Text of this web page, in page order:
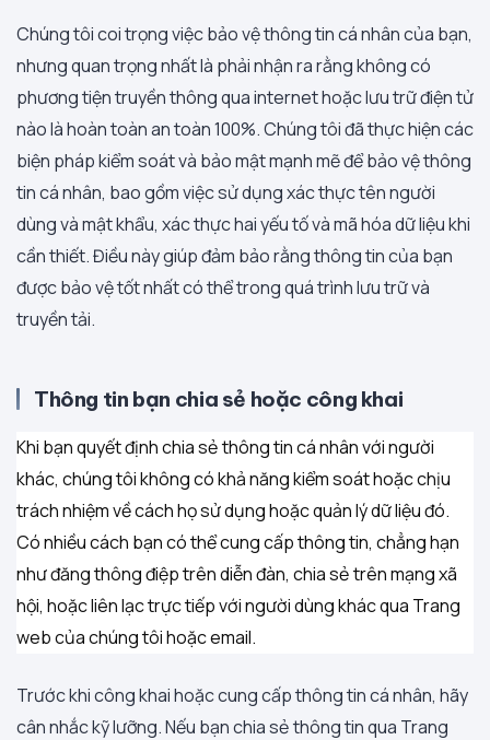
Chúng tôi coi trọng việc bảo vệ thông tin cá nhân của bạn,
nhưng quan trọng nhất là phải nhận ra rằng không có
phương tiện truyền thông qua internet hoặc lưu trữ điện tử
nào là hoàn toàn an toàn 100%. Chúng tôi đã thực hiện các
biện pháp kiểm soát và bảo mật mạnh mẽ để bảo vệ thông
tin cá nhân, bao gồm việc sử dụng xác thực tên người
dùng và mật khẩu, xác thực hai yếu tố và mã hóa dữ liệu khi
cần thiết. Điều này giúp đảm bảo rằng thông tin của bạn
được bảo vệ tốt nhất có thể trong quá trình lưu trữ và
truyền tải.
Thông tin bạn chia sẻ hoặc công khai
Khi bạn quyết định chia sẻ thông tin cá nhân với người
khác, chúng tôi không có khả năng kiểm soát hoặc chịu
trách nhiệm về cách họ sử dụng hoặc quản lý dữ liệu đó.
Có nhiều cách bạn có thể cung cấp thông tin, chẳng hạn
như đăng thông điệp trên diễn đàn, chia sẻ trên mạng xã
hội, hoặc liên lạc trực tiếp với người dùng khác qua Trang
web của chúng tôi hoặc email.
Trước khi công khai hoặc cung cấp thông tin cá nhân, hãy
cân nhắc kỹ lưỡng. Nếu bạn chia sẻ thông tin qua Trang